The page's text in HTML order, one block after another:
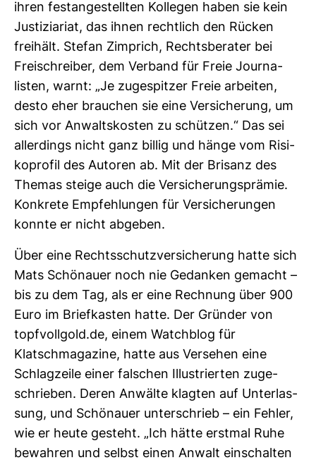
ihren fest­an­ge­stellten Kol­legen haben sie kein
Jus­ti­zia­riat, das ihnen recht­lich den Rücken
frei­hält. Stefan Zim­prich, Rechts­be­rater bei
Frei­schreiber, dem Ver­band für Freie Jour­na­
listen, warnt: „Je zuge­spitzer Freie arbeiten,
desto eher brau­chen sie eine Ver­si­che­rung, um
sich vor Anwalts­kosten zu schützen.“ Das sei
aller­dings nicht ganz billig und hänge vom Risi­
ko­profil des Autoren ab. Mit der Bri­sanz des
Themas steige auch die Ver­si­che­rungs­prämie.
Kon­krete Emp­feh­lungen für Ver­si­che­rungen
konnte er nicht abgeben.
Über eine Rechts­schutz­ver­si­che­rung hatte sich
Mats Schö­nauer noch nie Gedanken gemacht –
bis zu dem Tag, als er eine Rech­nung über 900
Euro im Brief­kasten hatte. Der Gründer von
topf­voll­gold.de, einem Watch­blog für
Klatschma­ga­zine, hatte aus Ver­sehen eine
Schlag­zeile einer fal­schen Illus­trierten zuge­
schrieben. Deren Anwälte klagten auf Unter­las­
sung, und Schö­nauer unter­schrieb – ein Fehler,
wie er heute gesteht. „Ich hätte erstmal Ruhe
bewahren und selbst einen Anwalt ein­schalten